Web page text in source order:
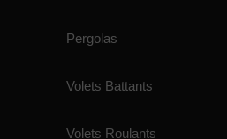
Pergolas
Volets Battants
Volets Roulants